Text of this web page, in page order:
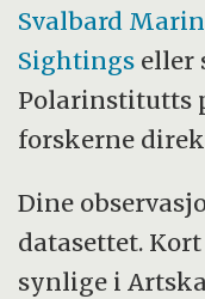
Svalbard
Sightings eller
Polarinstitutts
forskerne
Dine
datasettet.
synlige i